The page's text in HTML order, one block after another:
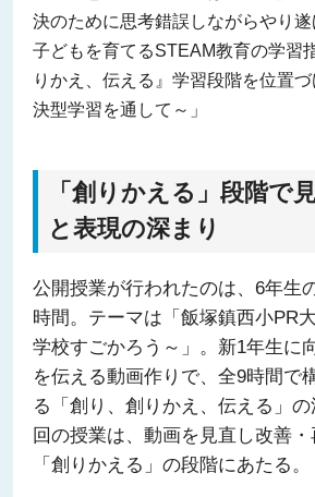
決のために思考錯誤しながらやり
子どもを育てるSTEAM教育の学習
りかえ、伝える』学習段階を位置
決型学習を通して～」
「創りかえる」段階で
と表現の深まり
公開授業が行われたのは、6年生
時間。テーマは「飯塚鎮西小PR
学校すごかろう～」。新1年生に
を伝える動画作りで、全9時間で
る「創り、創りかえ、伝える」
回の授業は、動画を見直し改善・
「創りかえる」の段階にあたる。